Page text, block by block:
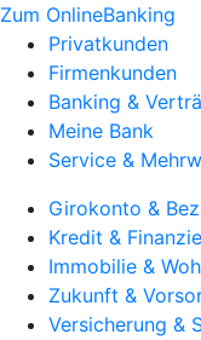
Zum OnlineBanking
Privatkunden
Firmenkunden
Banking &
Meine Bank
Service &
Girokonto &
Kredit &
Immobilie &
Zukunft &
Versicherung &